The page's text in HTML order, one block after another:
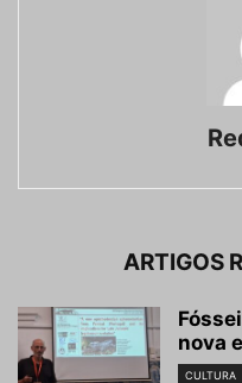
ARTIGOS
nova
CULTURA